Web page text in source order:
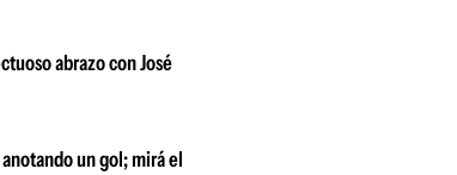
abrazo con José
un gol; mirá el